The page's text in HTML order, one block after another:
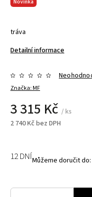
Novinka
tráva
Detailní informace
Značka:MF
3 315 Kč / ks
2 740 Kč bez DPH
12 DNÍMůžeme doručit do: